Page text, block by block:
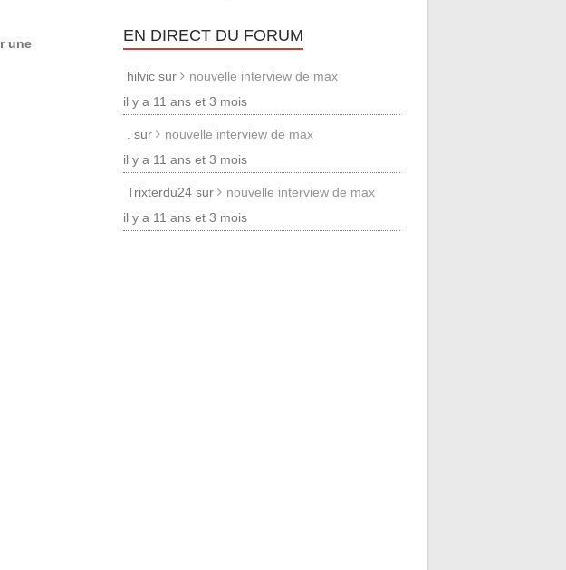
une
EN DIRECT DU FORUM
hilvic sur
nouvelle interview de max
il y a 11 ans et 3 mois
. sur
nouvelle interview de max
il y a 11 ans et 3 mois
Trixterdu24 sur
nouvelle interview de max
il y a 11 ans et 3 mois